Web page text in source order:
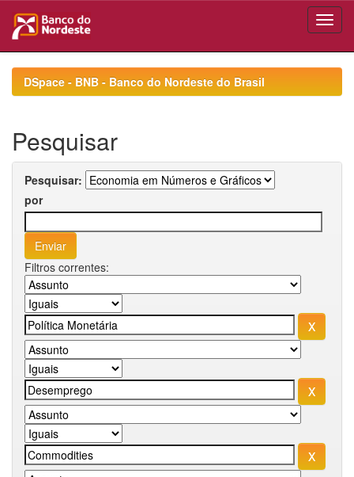
navigationDSpace - BNB - Banco do Nordeste do Brasil
Pesquisar
Pesquisar:
por
Filtros correntes: